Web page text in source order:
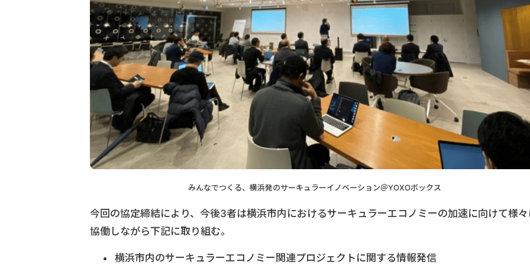
みんなでつくる、横浜発のサーキュラーイノベーション＠YOXOボックス
今回の協定締結により、今後3者は横浜市内におけるサーキュラーエコノミーの加速に向けて様
協働しながら下記に取り組む。
横浜市内のサーキュラーエコノミー関連プロジェクトに関する情報発信